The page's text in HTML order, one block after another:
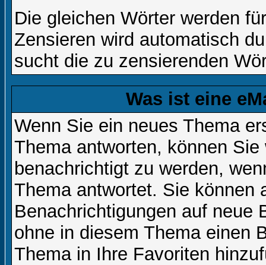
Die gleichen Wörter werden
Zensieren wird automatisch
sucht die zu zensierenden
Was ist eine
Wenn Sie ein neues Thema
Thema antworten, können
benachrichtigt zu werden,
Thema antwortet. Sie können
Benachrichtigungen auf neue
ohne in diesem Thema einen
Thema in Ihre Favoriten